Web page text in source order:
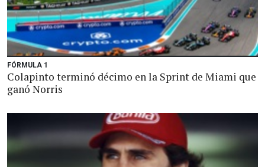
FÓRMULA 1
Colapinto terminó décimo en la Sprint de Miami que
ganó Norris